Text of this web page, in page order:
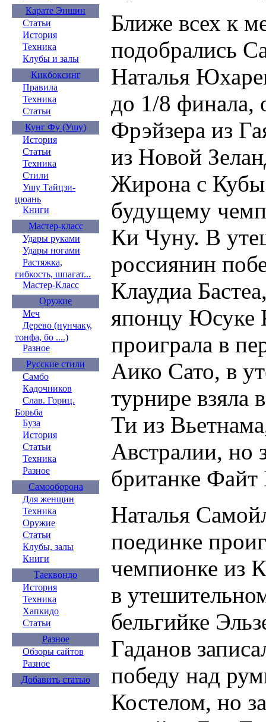
Карате Эншин
Статьи
История
Техника
Клубы и залы
Кикбоксинг
Правила
Техника
Статьи
Кунг Фу (Ушу)
История
Статьи
Техника
Стили
Ушу Тайцзи-
цюань
Книги
Мастер-класс
Удары руками
Удары ногами
Растяжка,
гибкость, шпагат...
Мастер-Класс
Оружие
Меч
Дерево (нунчаку,
тонфа, бо ....)
Разное
Русские стили
Самбо
Кадочников
Слав. Гориц.
Борьба
Буза
История
Статьи
Техника
Разное
Самооборона
Для женщин
Техника
Оружие
Статьи
Клубы, залы
Книги
Таеквондо
История
Техника
Хапкидо
Статьи
Разное
Обзоры сайтов
Разное
Добавить статью
Ближе всех к
подобрались
Наталья
до 1/8 финала,
Фрэйзера из
из Новой
Жирона с
будущему
Ки Чуну. В
россиянин
Клаудиа
японцу Юсуке
проиграла в
Аико Сато, в
турнире взяла
Ти из
Австралии, но
британке
Наталья
поединке
чемпионке из
в
бельгийке
Гаданов
победу над
Костелом, но